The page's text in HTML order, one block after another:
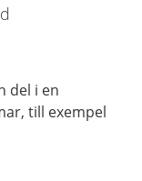
del i en
till exempel